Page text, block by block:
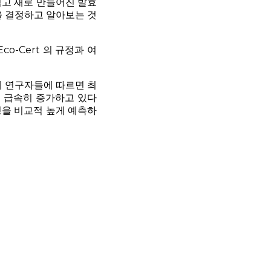
결정하고 알아보는 것
Cert 의 규정과 여
연구자들에 따르면 최
속히 증가하고 있다
비교적 높게 예측하